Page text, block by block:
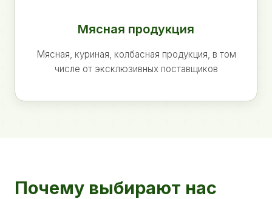
Мясная продукция
Мясная, куриная, колбасная продукция, в том
числе от эксклюзивных поставщиков
Почему выбирают нас